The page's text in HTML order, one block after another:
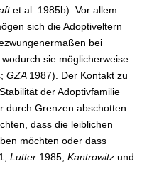
et al. 1985b). Vor allem
sich die Adoptiveltern
bei
sie möglicherweise
GZA 1987). Der Kontakt zu
der Adoptivfamilie
durch Grenzen abschotten
dass die leiblichen
möchten oder dass
Lutter 1985; Kantrowitz und